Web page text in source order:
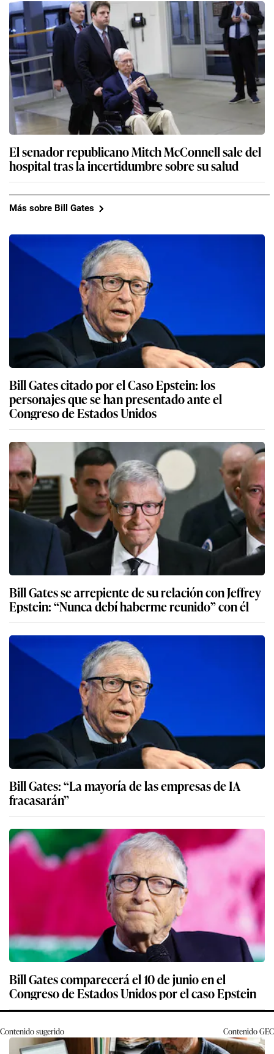
El senador republicano Mitch McConnell sale del
hospital tras la incertidumbre sobre su salud
Más sobre Bill Gates
Bill Gates citado por el Caso Epstein: los
personajes que se han presentado ante el
Congreso de Estados Unidos
Bill Gates se arrepiente de su relación con Jeffrey
Epstein: “Nunca debí haberme reunido” con él
Bill Gates: “La mayoría de las empresas de IA
fracasarán”
Bill Gates comparecerá el 10 de junio en el
Congreso de Estados Unidos por el caso Epstein
Contenido sugerido ContenidoGEC